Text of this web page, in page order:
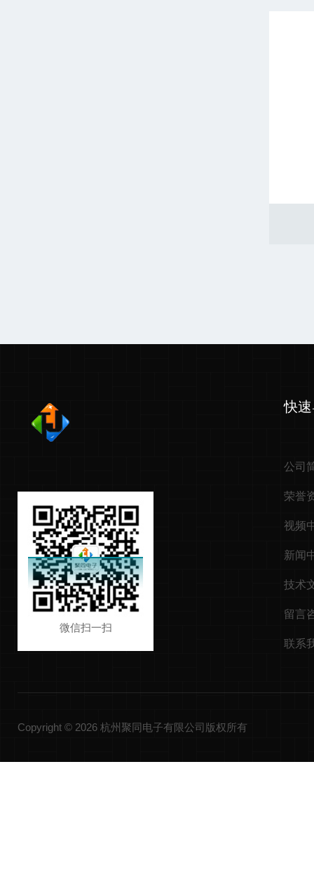
微信扫一扫
快
公司
荣誉
视频
新闻
技术
留言
联系
Copyright © 2026 杭州聚同电子有限公司版权所有